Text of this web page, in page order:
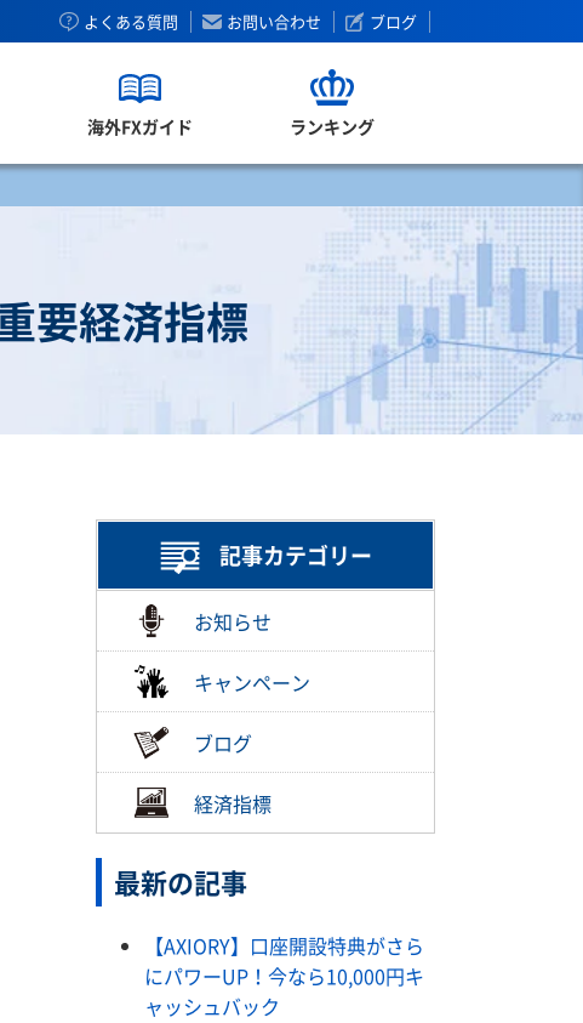
よくある質問 お問い合わせ ブログ
海外FXガイド ランキング
要経済指標
記事カテゴリー
お知らせ
キャンペーン
ブログ
経済指標
最新の記事
【AXIORY】口座開設特典がさら
にパワーUP！今なら10,000円キ
ャッシュバック